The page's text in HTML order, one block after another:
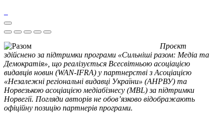
Проєкт
здійснено за підтримки програми «Сильніші разом: Медіа та
Демократія», що реалізується Всесвітньою асоціацією
видавців новин (WAN-IFRA) у партнерстві з Асоціацією
«Незалежні регіональні видавці України» (АНРВУ) та
Норвезькою асоціацією медіабізнесу (MBL) за підтримки
Норвегії. Погляди авторів не обов’язково відображають
офіційну позицію партнерів програми.